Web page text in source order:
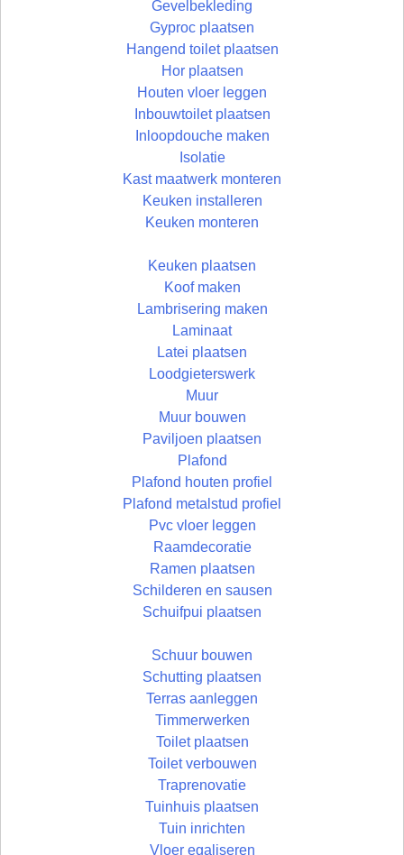
Gevelbekleding
Gyproc plaatsen
Hangend toilet plaatsen
Hor plaatsen
Houten vloer leggen
Inbouwtoilet plaatsen
Inloopdouche maken
Isolatie
Kast maatwerk monteren
Keuken installeren
Keuken monteren
Keuken plaatsen
Koof maken
Lambrisering maken
Laminaat
Latei plaatsen
Loodgieterswerk
Muur
Muur bouwen
Paviljoen plaatsen
Plafond
Plafond houten profiel
Plafond metalstud profiel
Pvc vloer leggen
Raamdecoratie
Ramen plaatsen
Schilderen en sausen
Schuifpui plaatsen
Schuur bouwen
Schutting plaatsen
Terras aanleggen
Timmerwerken
Toilet plaatsen
Toilet verbouwen
Traprenovatie
Tuinhuis plaatsen
Tuin inrichten
Vloer egaliseren